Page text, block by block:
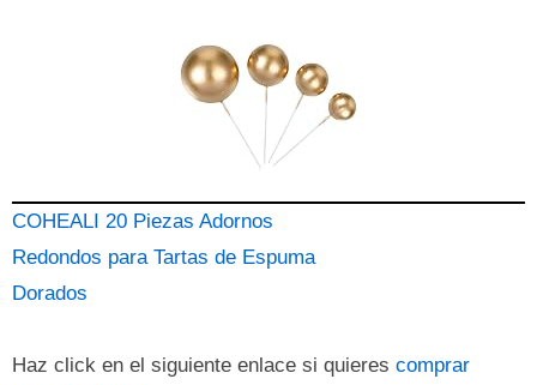
COHEALI 20 Piezas Adornos
Redondos para Tartas de Espuma
Dorados
Haz click en el siguiente enlace si quieres comprar